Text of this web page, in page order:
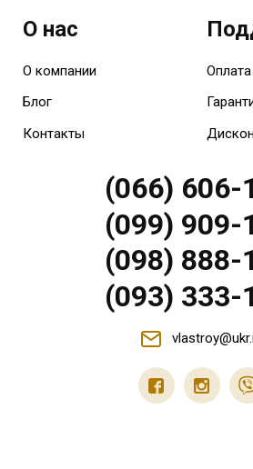
О нас
О компании
Блог
Контакты
(066) 606-
(099) 909-
(098) 888-
(093) 333-